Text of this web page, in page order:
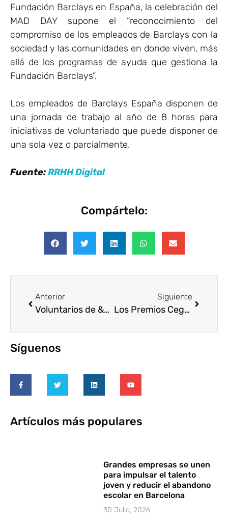
Fundación Barclays en España, la celebración del
MAD DAY supone el “reconocimiento del
compromiso de los empleados de Barclays con la
sociedad y las comunidades en donde viven, más
allá de los programas de ayuda que gestiona la
Fundación Barclays”.
Los empleados de Barclays España disponen de
una jornada de trabajo al año de 8 horas para
iniciativas de voluntariado que puede disponer de
una sola vez o parcialmente.
Fuente:RRHH Digital
Compártelo:
Anterior
Voluntarios de &quot;la Caixa&quot; recogen más de 500 toneladas de alimentos para niños en riesgo de exclusión
Siguiente
Los Premios Cegos con Equipos&amp;Talento reúnen a las best practices en RRHH en su 4ª edición
Síguenos
Artículos más populares
Grandes empresas se unen
para impulsar el talento
joven y reducir el abandono
escolar en Barcelona
30 Julio, 2026